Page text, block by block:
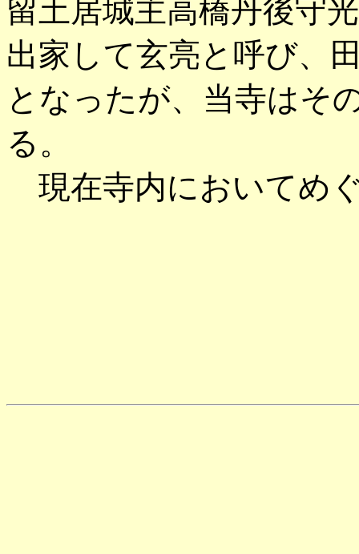
留土居城主高橋丹後守
出家して玄亮と呼び、
となったが、当寺はそ
る。
現在寺内においてめ